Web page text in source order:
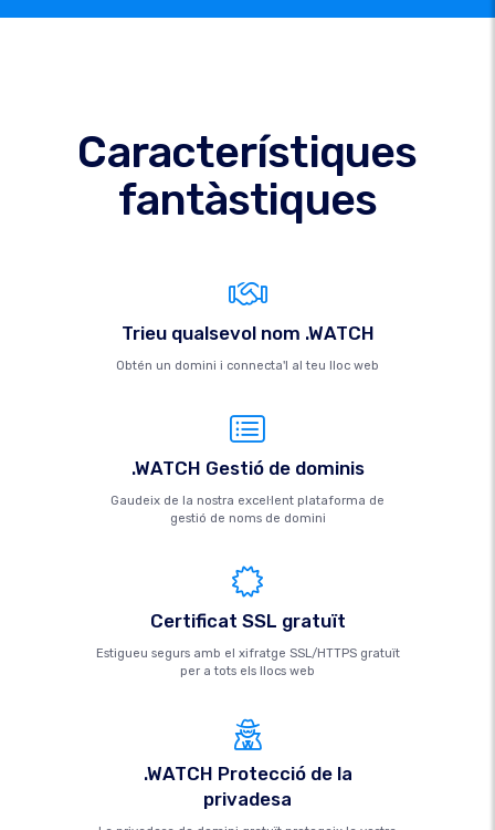
Característiques
fantàstiques
Trieu qualsevol nom .WATCH
Obtén un domini i connecta'l al teu lloc web
.WATCH Gestió de dominis
Gaudeix de la nostra excel·lent plataforma de
gestió de noms de domini
Certificat SSL gratuït
Estigueu segurs amb el xifratge SSL/HTTPS gratuït
per a tots els llocs web
.WATCH Protecció de la
privadesa